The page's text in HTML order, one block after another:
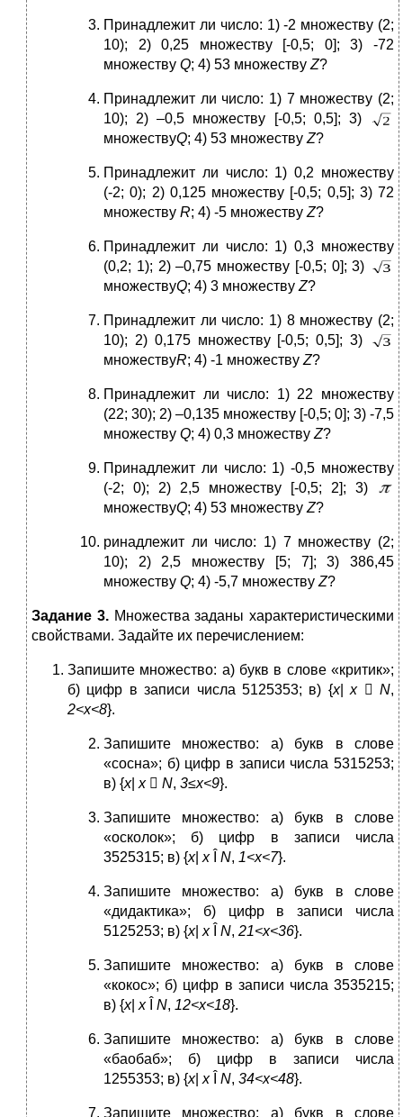
Принадлежит ли число: 1) -2 множеству (2;
10); 2) 0,25 множеству [-0,5; 0]; 3) -72
множеству Q; 4) 53 множеству Z?
Принадлежит ли число: 1) 7 множеству (2;
10); 2) –0,5 множеству [-0,5; 0,5]; 3)
множествуQ; 4) 53 множеству Z?
Принадлежит ли число: 1) 0,2 множеству
(-2; 0); 2) 0,125 множеству [-0,5; 0,5]; 3) 72
множеству R; 4) -5 множеству Z?
Принадлежит ли число: 1) 0,3 множеству
(0,2; 1); 2) –0,75 множеству [-0,5; 0]; 3)
множествуQ; 4) 3 множеству Z?
Принадлежит ли число: 1) 8 множеству (2;
10); 2) 0,175 множеству [-0,5; 0,5]; 3)
множествуR; 4) -1 множеству Z?
Принадлежит ли число: 1) 22 множеству
(22; 30); 2) –0,135 множеству [-0,5; 0]; 3) -7,5
множеству Q; 4) 0,3 множеству Z?
Принадлежит ли число: 1) -0,5 множеству
(-2; 0); 2) 2,5 множеству [-0,5; 2]; 3)
множествуQ; 4) 53 множеству Z?
ринадлежит ли число: 1) 7 множеству (2;
10); 2) 2,5 множеству [5; 7]; 3) 386,45
множеству Q; 4) -5,7 множеству Z?
Задание 3. Множества заданы характеристическими
свойствами. Задайте их перечислением:
Запишите множество: а) букв в слове «критик»;
б) цифр в записи числа 5125353; в) {x|xN,
2<x<8}.
Запишите множество: а) букв в слове
«сосна»; б) цифр в записи числа 5315253;
в) {x| x N, 3≤x<9}.
Запишите множество: а) букв в слове
«осколок»; б) цифр в записи числа
3525315; в) {x| xÎ N, 1<x<7}.
Запишите множество: а) букв в слове
«дидактика»; б) цифр в записи числа
5125253; в) {x| xÎ N, 21<x<36}.
Запишите множество: а) букв в слове
«кокос»; б) цифр в записи числа 3535215;
в) {x| xÎ N, 12<x<18}.
Запишите множество: а) букв в слове
«баобаб»; б) цифр в записи числа
1255353; в) {x| xÎ N, 34<x<48}.
Запишите множество: а) букв в слове